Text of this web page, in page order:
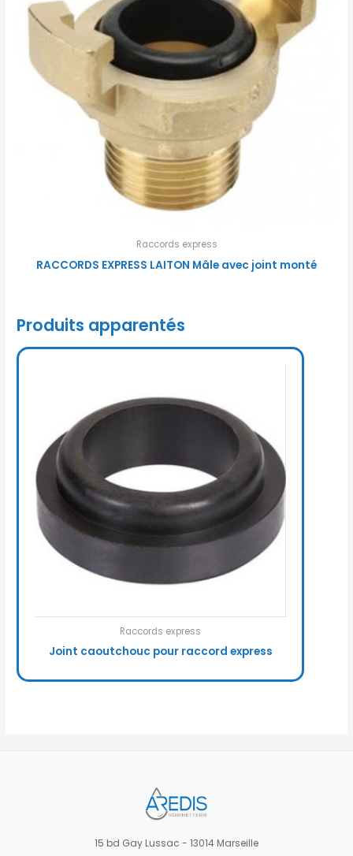
Raccords express
RACCORDS EXPRESS LAITON Mâle avec joint monté
Produits apparentés
Raccords express
Joint caoutchouc pour raccord express
15 bd Gay Lussac - 13014 Marseille